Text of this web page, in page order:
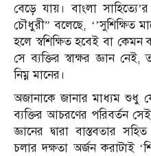
বেড়ে যায়। বাংলা
চৌধুরী” বলেছে, ‘’সুশিক্ষিত
হলে স্বশিক্ষিত হবেই বা কেমন
সে ব্যক্তির স্বাক্ষর জ্ঞান
নিম্ন মানের।
অজানাকে জানার মাধ্যম শুধু
ব্যক্তির আচরণের পরিবর্তন
জ্ঞানের দ্বারা বাস্তবতার
চলার দক্ষতা অর্জন করাটাই